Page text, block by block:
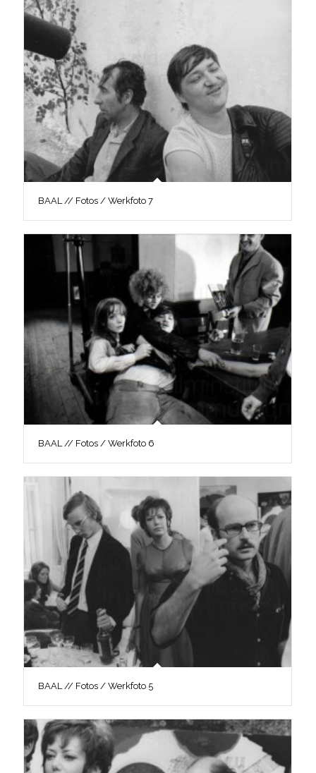
BAAL // Fotos / Werkfoto 7
BAAL // Fotos / Werkfoto 6
BAAL // Fotos / Werkfoto 5